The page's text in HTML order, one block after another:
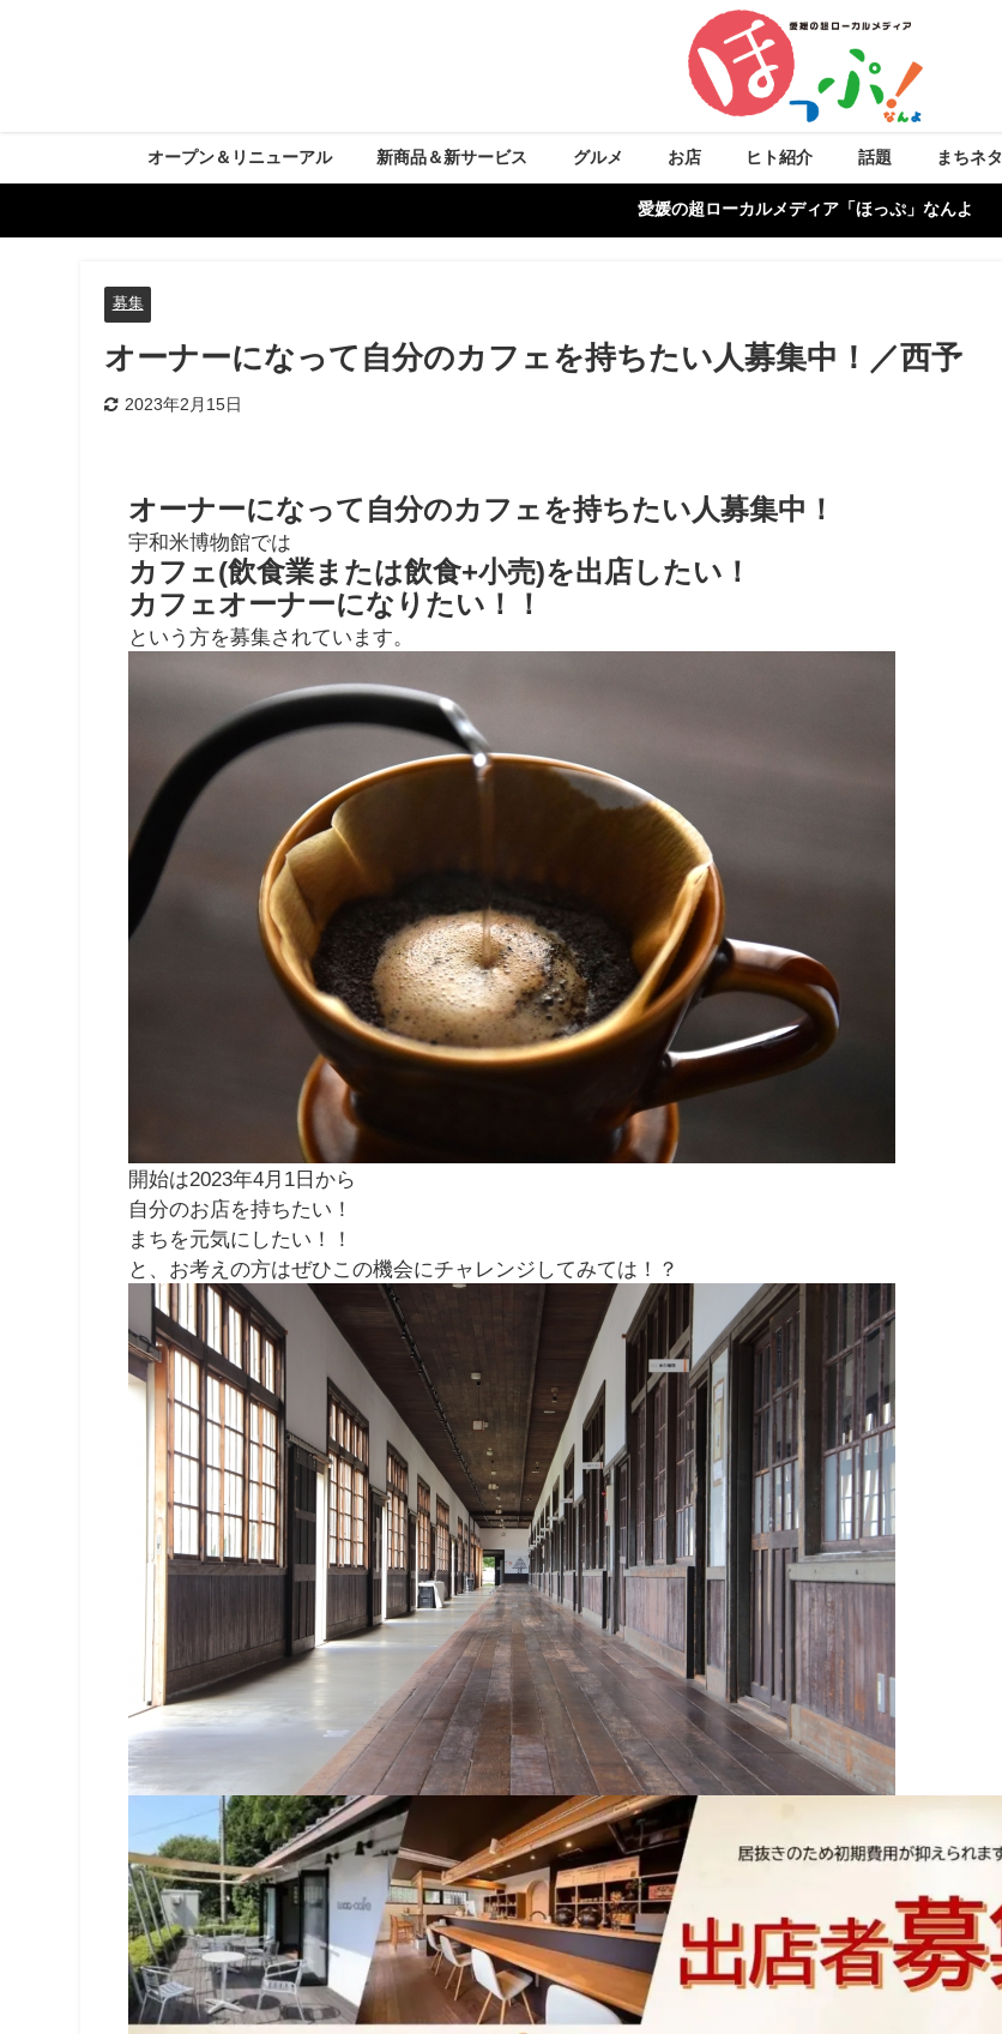
オープン＆リニューアル 新商品＆新サービス グルメ お店 ヒト紹介 話題 まちネタ
愛媛の超ローカルメディア「ほっぷ」なんよ
募集
オーナーになって自分のカフェを持ちたい人募集中！／西予
2023年2月15日
オーナーになって自分のカフェを持ちたい人募集中！
宇和米博物館では
カフェ(飲食業または飲食+小売)を出店したい！
カフェオーナーになりたい！！
という方を募集されています。
開始は2023年4月1日から
自分のお店を持ちたい！
まちを元気にしたい！！
と、お考えの方はぜひこの機会にチャレンジしてみては！？